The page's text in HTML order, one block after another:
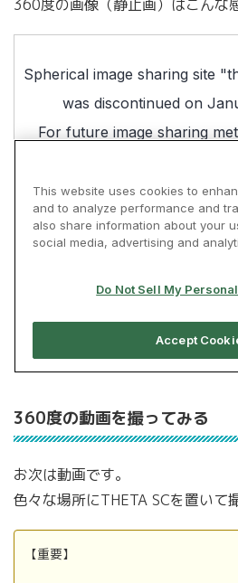
360度の画像（静止画）はこんな
360度の動画を撮ってみる
お次は動画です。
色々な場所にTHETA SCを置いて
【重要】